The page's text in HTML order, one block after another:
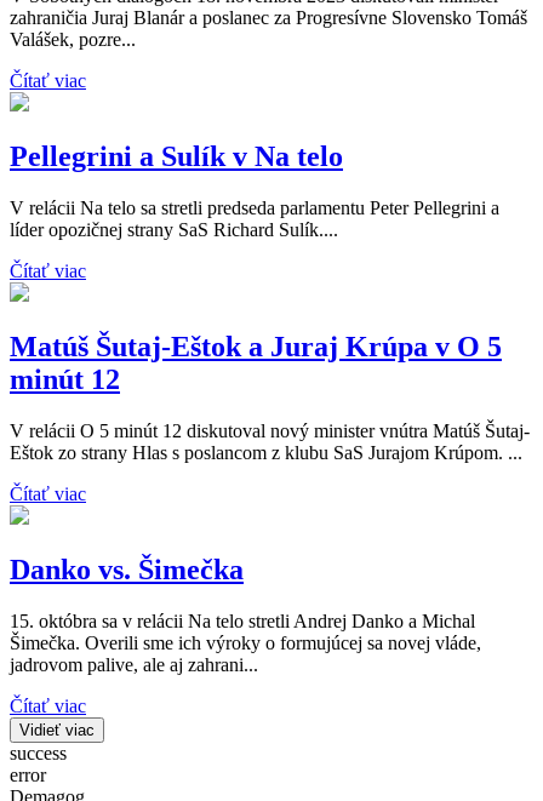
zahraničia Juraj Blanár a poslanec za Progresívne Slovensko Tomáš
Valášek, pozre...
Čítať viac
Pellegrini a Sulík v Na telo
V relácii Na telo sa stretli predseda parlamentu Peter Pellegrini a
líder opozičnej strany SaS Richard Sulík....
Čítať viac
Matúš Šutaj-Eštok a Juraj Krúpa v O 5
minút 12
V relácii O 5 minút 12 diskutoval nový minister vnútra Matúš Šutaj-
Eštok zo strany Hlas s poslancom z klubu SaS Jurajom Krúpom. ...
Čítať viac
Danko vs. Šimečka
15. októbra sa v relácii Na telo stretli Andrej Danko a Michal
Šimečka. Overili sme ich výroky o formujúcej sa novej vláde,
jadrovom palive, ale aj zahrani...
Čítať viac
Vidieť viac
success
error
Demagog